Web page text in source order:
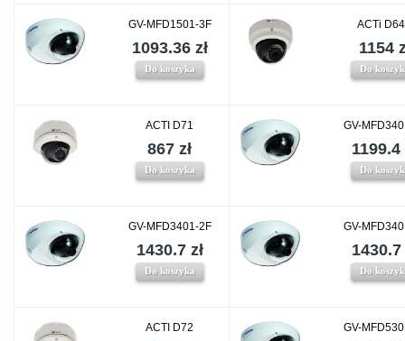
GV-MFD1501-3F
1093.36 zł
Do koszyka
ACTi
1154
Do
ACTI D71
867 zł
Do koszyka
GV-
1199.4
Do
GV-MFD3401-2F
1430.7 zł
Do koszyka
GV-
1430.7
Do
ACTI D72 GV-